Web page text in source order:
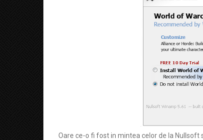
Oare ce-o fi fost in mintea celor de la Nullsoft